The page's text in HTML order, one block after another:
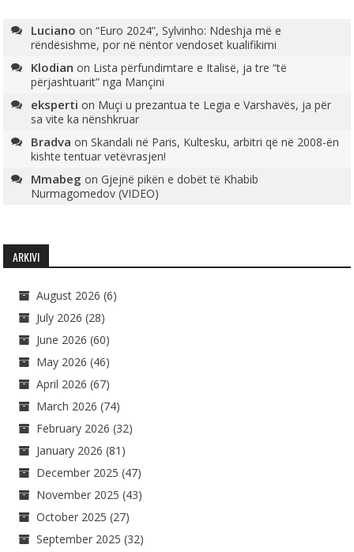
Luciano on“Euro 2024”, Sylvinho: Ndeshja më e
rëndësishme, por në nëntor vendoset kualifikimi
Klodian on Lista përfundimtare e Italisë, ja tre “të
përjashtuarit” nga Mançini
eksperti on Muçi u prezantua te Legia e Varshavës, ja për
sa vite ka nënshkruar
Bradva onSkandali në Paris, Kultesku, arbitri që në 2008-ën
kishte tentuar vetëvrasjen!
Mmabeg onGjejnë pikën e dobët të Khabib
Nurmagomedov (VIDEO)
ARKIVI
August 2026 (6)
July 2026 (28)
June 2026 (60)
May 2026 (46)
April 2026 (67)
March 2026 (74)
February 2026 (32)
January 2026 (81)
December 2025 (47)
November 2025 (43)
October 2025 (27)
September 2025 (32)